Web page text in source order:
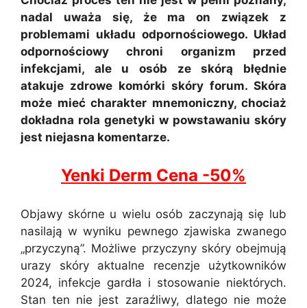
nadal uważa się, że ma on związek z
problemami układu odpornościowego. Układ
odpornościowy chroni organizm przed
infekcjami, ale u osób ze skórą błędnie
atakuje zdrowe komórki skóry forum. Skóra
może mieć charakter mnemoniczny, chociaż
dokładna rola genetyki w powstawaniu skóry
jest niejasna komentarze.
Yenki Derm Cena -50%
Objawy skórne u wielu osób zaczynają się lub
nasilają w wyniku pewnego zjawiska zwanego
„przyczyną”. Możliwe przyczyny skóry obejmują
urazy skóry aktualne recenzje użytkowników
2024, infekcje gardła i stosowanie niektórych.
Stan ten nie jest zaraźliwy, dlatego nie może